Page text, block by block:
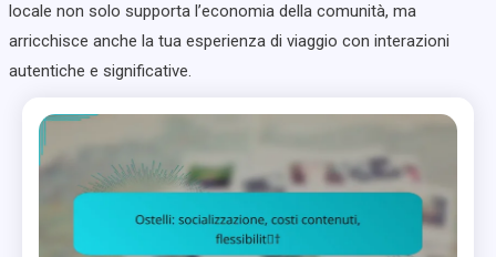
locale non solo supporta l’economia della comunità, ma
arricchisce anche la tua esperienza di viaggio con interazioni
autentiche e significative.